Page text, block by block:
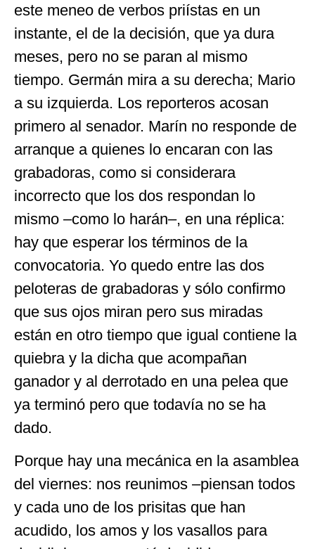
este meneo de verbos priístas en un
instante, el de la decisión, que ya dura
meses, pero no se paran al mismo
tiempo. Germán mira a su derecha; Mario
a su izquierda. Los reporteros acosan
primero al senador. Marín no responde de
arranque a quienes lo encaran con las
grabadoras, como si considerara
incorrecto que los dos respondan lo
mismo –como lo harán–, en una réplica:
hay que esperar los términos de la
convocatoria. Yo quedo entre las dos
peloteras de grabadoras y sólo confirmo
que sus ojos miran pero sus miradas
están en otro tiempo que igual contiene la
quiebra y la dicha que acompañan
ganador y al derrotado en una pelea que
ya terminó pero que todavía no se ha
dado.
Porque hay una mecánica en la asamblea
del viernes: nos reunimos –piensan todos
y cada uno de los prisitas que han
acudido, los amos y los vasallos para